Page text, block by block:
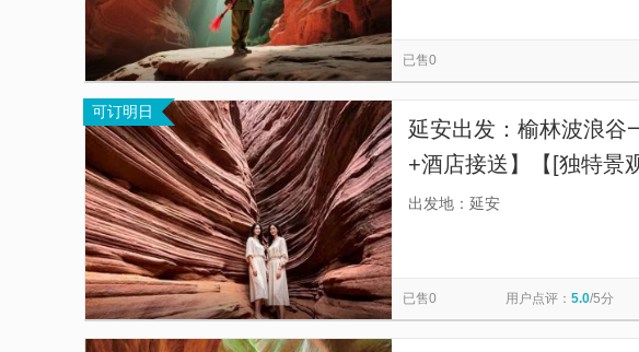
已售0
可订明日
延安出发：榆林波浪谷
+酒店接送】【[独特景
不禁让人感叹大自然的
出发地：延安
已售0 用户点评： 5.0/5分